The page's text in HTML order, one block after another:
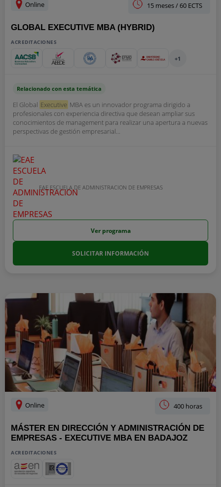
Online 15 meses / 60 ECTS
GLOBAL EXECUTIVE MBA (HYBRID)
ACREDITACIONES
+1
Relacionado con esta temática
El Global Executive MBA es un innovador programa dirigido a
profesionales con experiencia directiva que desean ampliar sus
conocimientos de management para realizar una apertura a nuevas
perspectivas de gestión empresarial...
EAE ESCUELA DE ADMINISTRACION DE EMPRESAS
Ver programa
SOLICITAR INFORMACIÓN
Online 400 horas
MÁSTER EN DIRECCIÓN Y ADMINISTRACIÓN DE
EMPRESAS - EXECUTIVE MBA EN BADAJOZ
ACREDITACIONES